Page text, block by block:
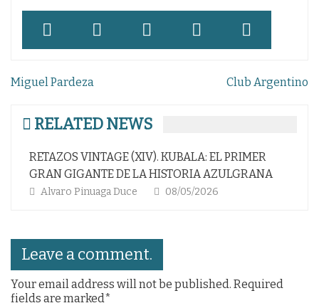
Navegación
entradas
Miguel Pardeza Club Argentino
RELATED NEWS
(XIV). KUBALA: EL PRIMER
DE LA HISTORIA AZULGRANA
Duce 08/05/2026
EL BARÇA
Alvaro Pinuaga Duce
Leave a comment.
Your email address will not be published. Required
fields are marked*